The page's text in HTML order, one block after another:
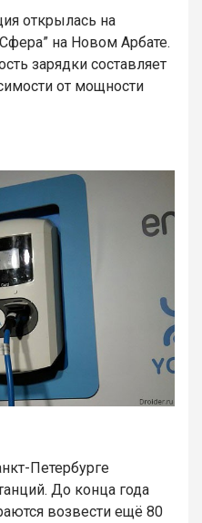
открылась на
на Новом Арбате.
зарядки составляет
от мощности
Петербурге
До конца года
возвести ещё 80